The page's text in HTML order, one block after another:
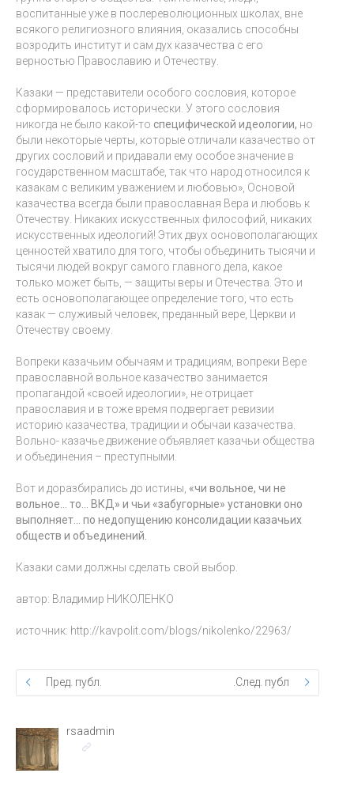
воспитанные уже в послереволюционных школах, вне
всякого религиозного влияния, оказались способны
возродить институт и сам дух казачества с его
верностью Православию и Отечеству.
Казаки — представители особого сословия, которое
сформировалось исторически. У этого сословия
никогда не было какой-то специфической идеологии, но
были некоторые черты, которые отличали казачество от
других сословий и придавали ему особое значение в
государственном масштабе, так что народ относился к
казакам с великим уважением и любовью», Основой
казачества всегда были православная Вера и любовь к
Отечеству. Никаких искусственных философий, никаких
искусственных идеологий! Этих двух основополагающих
ценностей хватило для того, чтобы объединить тысячи и
тысячи людей вокруг самого главного дела, какое
только может быть, — защиты веры и Отечества. Это и
есть основополагающее определение того, что есть
казак — служивый человек, преданный вере, Церкви и
Отечеству своему.
Вопреки казачьим обычаям и традициям, вопреки Вере
православной вольное казачество занимается
пропагандой «своей идеологии», не отрицает
православия и в тоже время подвергает ревизии
историю казачества, традиции и обычаи казачества.
Вольно- казачье движение объявляет казачьи общества
и объединения – преступными.
Вот и доразбирались до истины, «чи вольное, чи не
вольное… то… ВКД» и чьи «забугорные» установки оно
выполняет… по недопущению консолидации казачьих
обществ и объединений.
Казаки сами должны сделать свой выбор.
автор: Владимир НИКОЛЕНКО
источник: http://kavpolit.com/blogs/nikolenko/22963/
Пред. публ. След. публ.
rsaadmin